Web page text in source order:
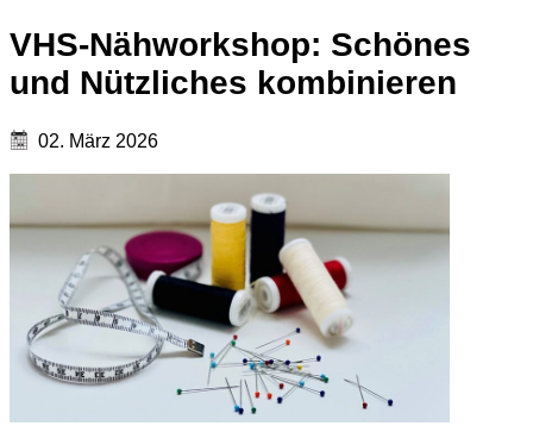
VHS-Nähworkshop: Schönes
und Nützliches kombinieren
02. März 2026